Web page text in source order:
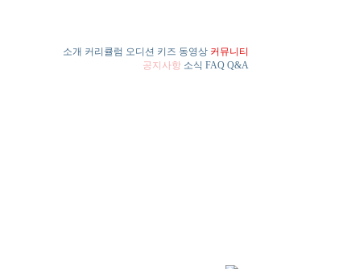
소개 커리큘럼 오디션 키즈 동영상 커뮤니티
공지사항 소식 FAQ Q&A